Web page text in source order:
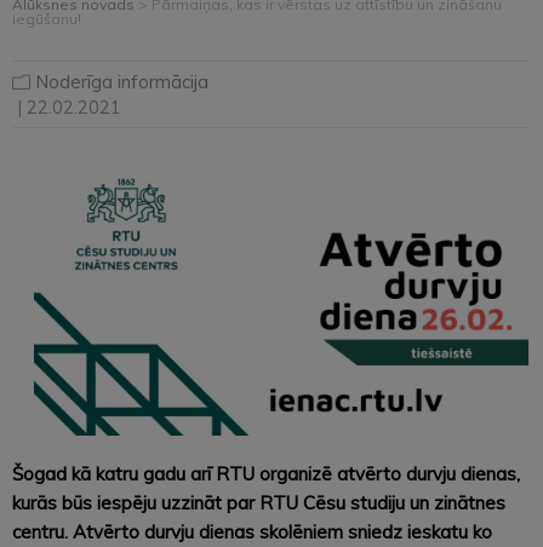
Alūksnes novads > Pārmaiņas, kas ir vērstas uz attīstību un zināšanu
iegūšanu!
Noderīga informācija
| 22.02.2021
Šogad kā katru gadu arī RTU organizē atvērto durvju dienas,
kurās būs iespēju uzzināt par RTU Cēsu studiju un zinātnes
centru. Atvērto durvju dienas skolēniem sniedz ieskatu ko